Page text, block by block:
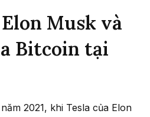
Musk và
Bitcoin tại
2021, khi Tesla của Elon